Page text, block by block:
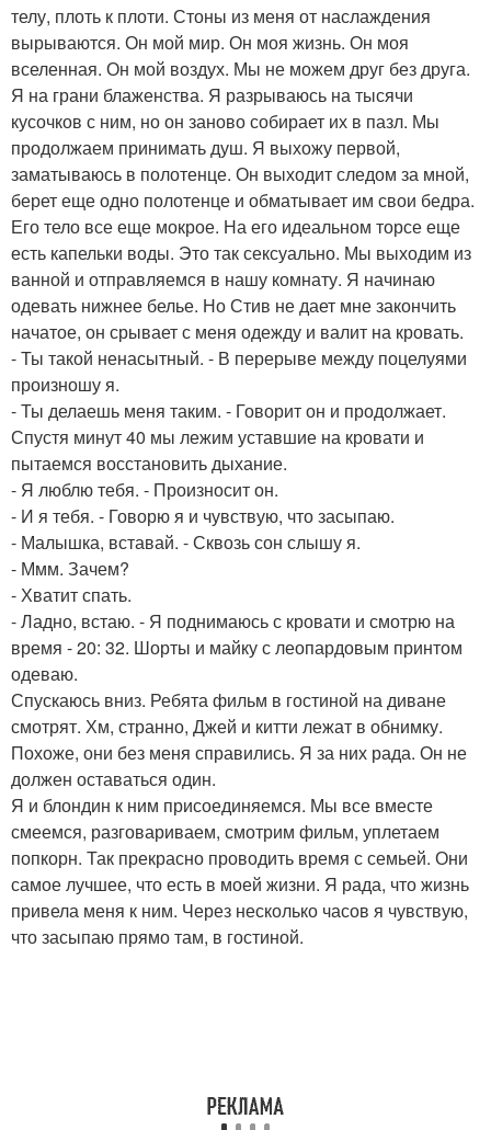
телу, плоть к плоти. Стоны из меня от наслаждения
вырываются. Он мой мир. Он моя жизнь. Он моя
вселенная. Он мой воздух. Мы не можем друг без друга.
Я на грани блаженства. Я разрываюсь на тысячи
кусочков с ним, но он заново собирает их в пазл. Мы
продолжаем принимать душ. Я выхожу первой,
заматываюсь в полотенце. Он выходит следом за мной,
берет еще одно полотенце и обматывает им свои бедра.
Его тело все еще мокрое. На его идеальном торсе еще
есть капельки воды. Это так сексуально. Мы выходим из
ванной и отправляемся в нашу комнату. Я начинаю
одевать нижнее белье. Но Стив не дает мне закончить
начатое, он срывает с меня одежду и валит на кровать.
- Ты такой ненасытный. - В перерыве между поцелуями
произношу я.
- Ты делаешь меня таким. - Говорит он и продолжает.
Спустя минут 40 мы лежим уставшие на кровати и
пытаемся восстановить дыхание.
- Я люблю тебя. - Произносит он.
- И я тебя. - Говорю я и чувствую, что засыпаю.
- Малышка, вставай. - Сквозь сон слышу я.
- Ммм. Зачем?
- Хватит спать.
- Ладно, встаю. - Я поднимаюсь с кровати и смотрю на
время - 20: 32. Шорты и майку с леопардовым принтом
одеваю.
Спускаюсь вниз. Ребята фильм в гостиной на диване
смотрят. Хм, странно, Джей и китти лежат в обнимку.
Похоже, они без меня справились. Я за них рада. Он не
должен оставаться один.
Я и блондин к ним присоединяемся. Мы все вместе
смеемся, разговариваем, смотрим фильм, уплетаем
попкорн. Так прекрасно проводить время с семьей. Они
самое лучшее, что есть в моей жизни. Я рада, что жизнь
привела меня к ним. Через несколько часов я чувствую,
что засыпаю прямо там, в гостиной.